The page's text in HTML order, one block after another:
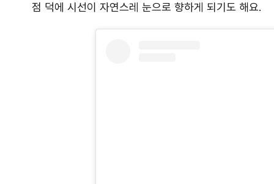
점 덕에 시선이 자연스레 눈으로 향하게 되기도 해요.